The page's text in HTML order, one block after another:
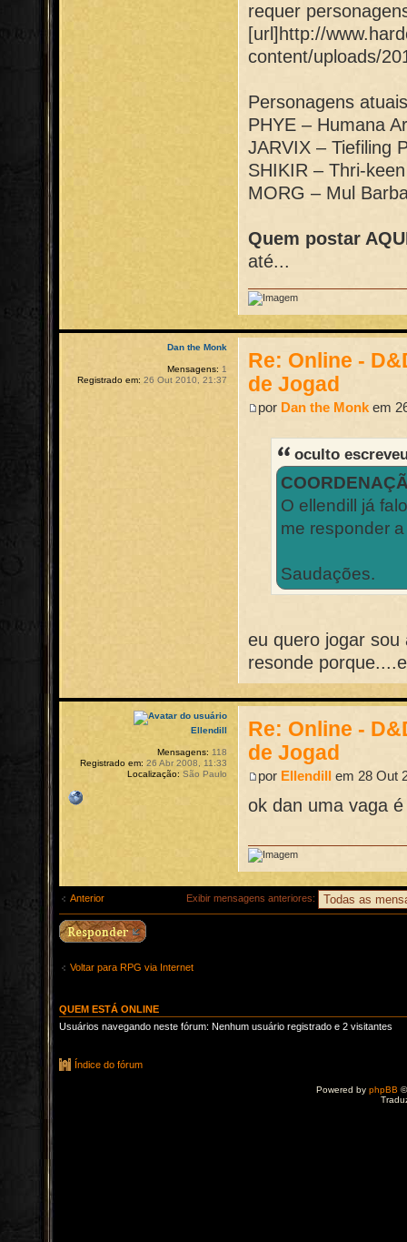
requer
[url]http://
content/uploads/
Personagens
PHYE – Humana
JARVIX – Tiefiling
SHIKIR – Thri-
MORG – Mul
Quem postar
até...
Re: Online -
de Jogad
por Dan the Monk em
oculto
O ellendill já
me responder
Saudações.
eu quero jogar
resonde
Dan the Monk
Mensagens: 1
Registrado em: 26 Out 2010, 21:37
Re: Online -
de Jogad
por Ellendill em 28 Out
ok dan uma vaga
Ellendill
Mensagens: 118
Registrado em: 26 Abr 2008, 11:33
Localização: São Paulo
Anterior Exibir mensagens anteriores:
Voltar para RPG via Internet
QUEM ESTÁ ONLINE
Usuários navegando neste fórum: Nenhum usuário registrado e 2 visitantes
Índice do fórum
Powered by phpBB